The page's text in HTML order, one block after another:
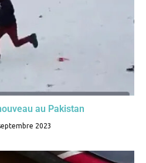
au Pakistan
2023